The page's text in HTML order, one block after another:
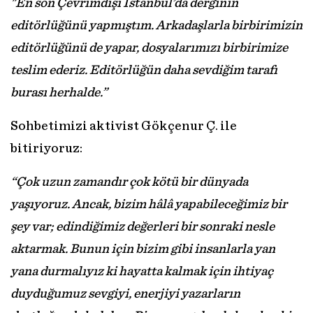
"En son Çevrimdışı İstanbul’da derginin
editörlüğünü yapmıştım. Arkadaşlarla birbirimizin
editörlüğünü de yapar, dosyalarımızı birbirimize
teslim ederiz. Editörlüğün daha sevdiğim tarafı
burası herhalde.”
Sohbetimizi aktivist Gökçenur Ç. ile
bitiriyoruz:
“Çok uzun zamandır çok kötü bir dünyada
yaşıyoruz. Ancak, bizim hâlâ yapabileceğimiz bir
şey var; edindiğimiz değerleri bir sonraki nesle
aktarmak. Bunun için bizim gibi insanlarla yan
yana durmalıyız ki hayatta kalmak için ihtiyaç
duyduğumuz sevgiyi, enerjiyi yazarların